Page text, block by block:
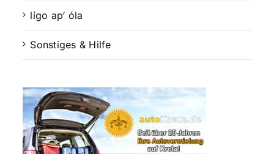
lígo ap‘ óla
Sonstiges & Hilfe